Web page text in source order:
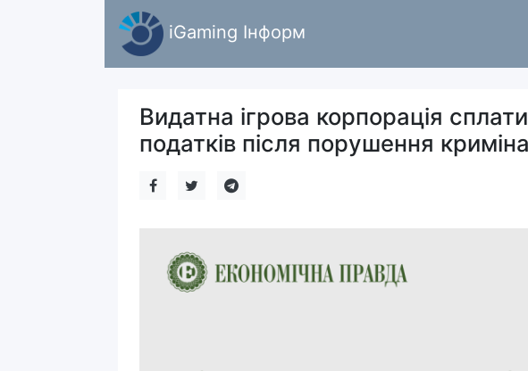
iGaming Інформ
Видатна ігрова корпорація
податків після порушення